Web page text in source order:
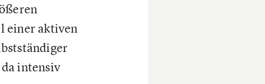
einer aktiven
intensiv